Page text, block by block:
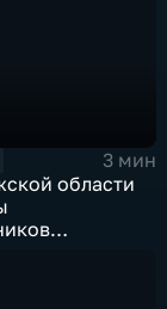
3 мин
области